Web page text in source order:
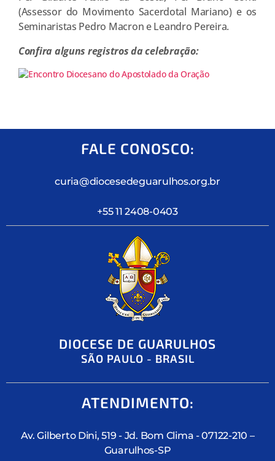
(Assessor do Movimento Sacerdotal Mariano) e os
Seminaristas Pedro Macron e Leandro Pereira.
Confira alguns registros da celebração:
FALE CONOSCO:
curia@diocesedeguarulhos.org.br
+55 11 2408-0403
DIOCESE DE GUARULHOS
SÃO PAULO - BRASIL
ATENDIMENTO:
Av. Gilberto Dini, 519 - Jd. Bom Clima - 07122-210 –
Guarulhos-SP